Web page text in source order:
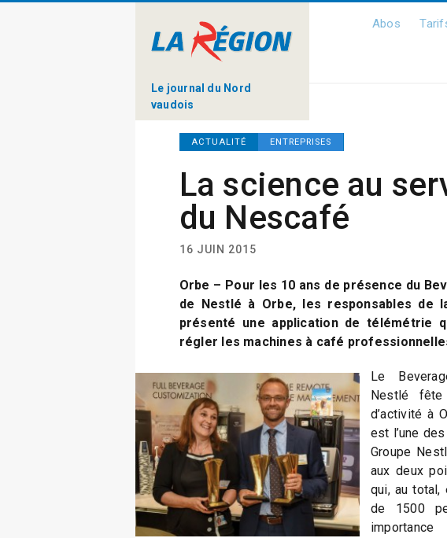
Le journal du Nord
vaudois
Abos
ACTUALITÉ ENTREPRISES
La science au
du Nescafé
16 JUIN 2015
Orbe – Pour les 10 ans de présence du
de Nestlé à Orbe, les responsables de
présenté une application de télémétrie
régler les machines à café
Le
Nestlé
d’activité à
est l’une
Groupe
aux deux
qui, au total,
de 1500